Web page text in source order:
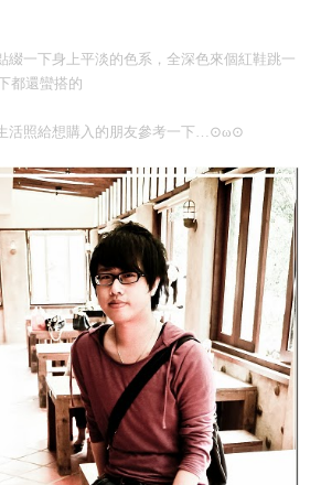
一下身上平淡的色系，全深色來個紅鞋跳一
都還蠻搭的
照給想購入的朋友參考一下 ⊙ω⊙